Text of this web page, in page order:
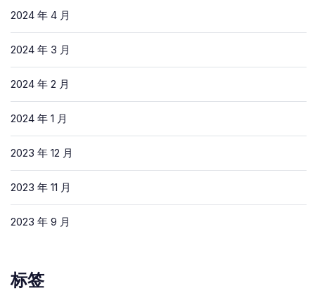
2024 年 4 月
2024 年 3 月
2024 年 2 月
2024 年 1 月
2023 年 12 月
2023 年 11 月
2023 年 9 月
标签